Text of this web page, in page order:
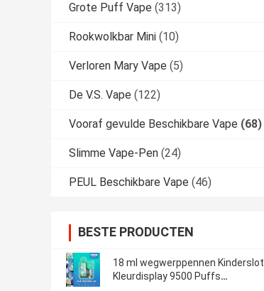
Grote Puff Vape (313)
Rookwolkbar Mini (10)
Verloren Mary Vape (5)
De V.S. Vape (122)
Vooraf gevulde Beschikbare Vape (68)
Slimme Vape-Pen (24)
PEUL Beschikbare Vape (46)
BESTE PRODUCTEN
18 ml wegwerppennen Kinderslot
Kleurdisplay 9500 Puffs